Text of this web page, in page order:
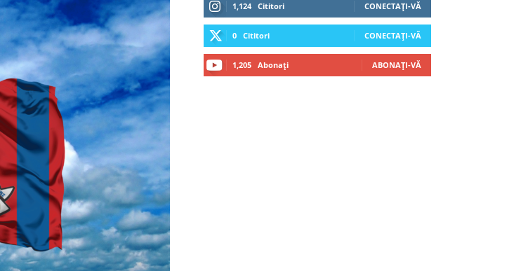
1,124 Cititori CONECTAȚI-VĂ
0 Cititori CONECTAȚI-VĂ
1,205 Abonați ABONAȚI-VĂ